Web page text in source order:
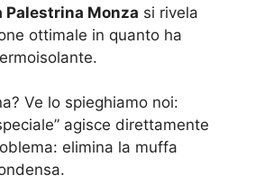
Palestrina Monza si rivela
ottimale in quanto ha
Ve lo spieghiamo noi:
agisce direttamente
elimina la muffa